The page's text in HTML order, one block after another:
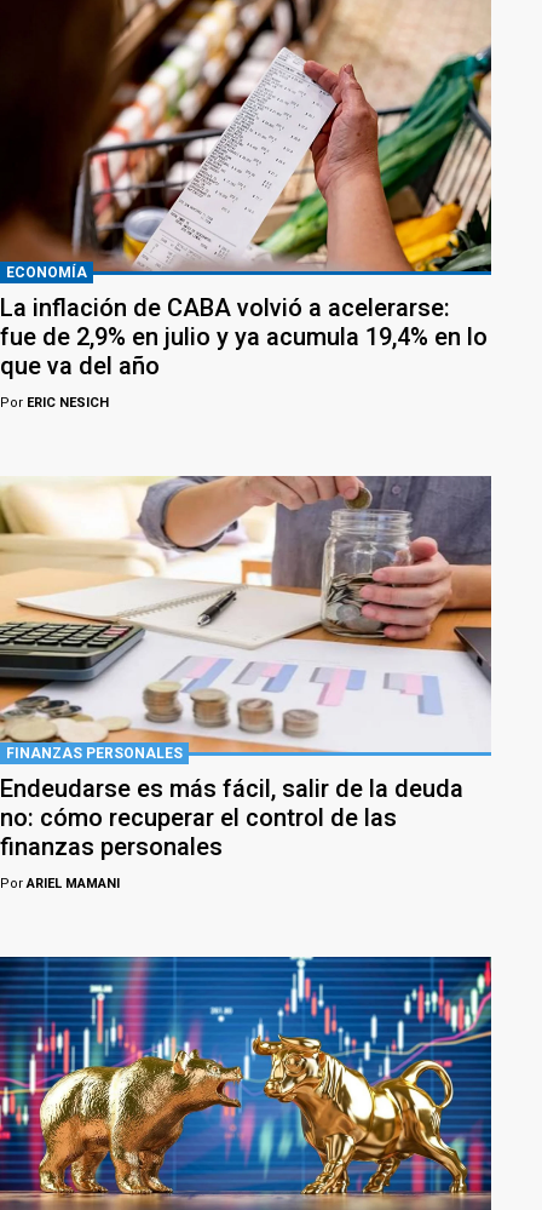
ECONOMÍA
La inflación de CABA volvió a acelerarse:
fue de 2,9% en julio y ya acumula 19,4% en lo
que va del año
Por ERIC NESICH
FINANZAS PERSONALES
Endeudarse es más fácil, salir de la deuda
no: cómo recuperar el control de las
finanzas personales
PorARIEL MAMANI